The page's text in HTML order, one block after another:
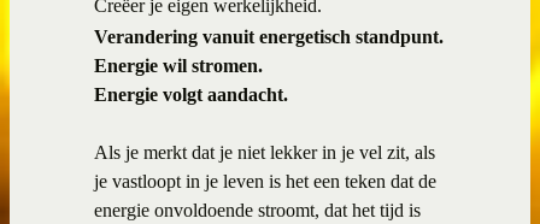
Creëer je eigen werkelijkheid.
Verandering vanuit energetisch standpunt.
Energie wil stromen.
Energie volgt aandacht.
Als je merkt dat je niet lekker in je vel zit, als
je vastloopt in je leven is het een teken dat de
energie onvoldoende stroomt, dat het tijd is